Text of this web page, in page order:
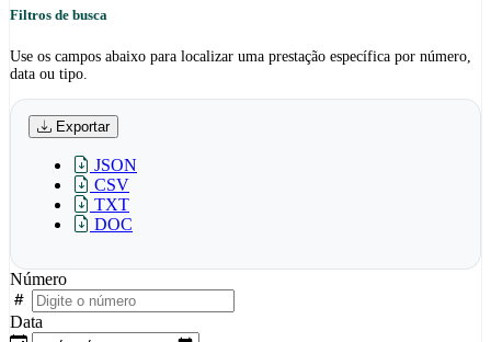
Filtros de busca
Use os campos abaixo para localizar uma prestação específica por número,
data ou tipo.
Exportar
JSON
CSV
TXT
DOC
Número
Data